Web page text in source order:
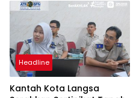
Tanpa Paksaan Sertipikasi
Headline
Kantah Kota Langsa